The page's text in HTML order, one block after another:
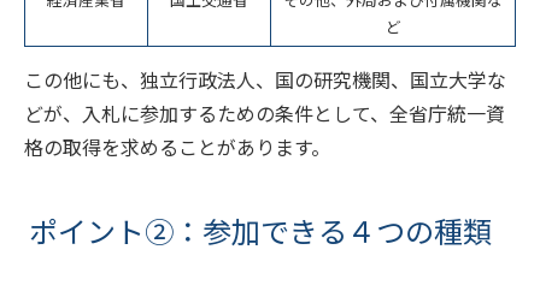
ど
この他にも、独立行政法人、国の研究機関、国立大学な
どが、入札に参加するための条件として、全省庁統一資
格の取得を求めることがあります。
ポイント②：参加できる４つの種類